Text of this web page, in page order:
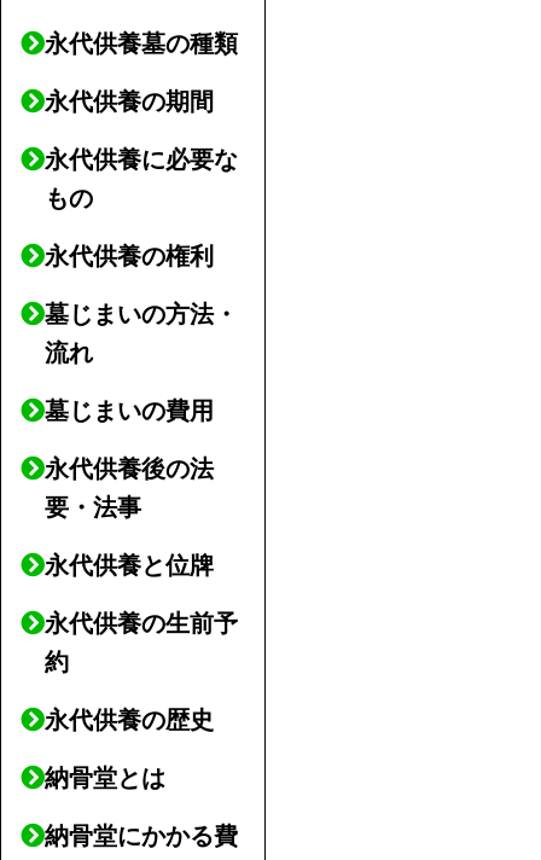
永代供養墓の種類
永代供養の期間
永代供養に必要な
もの
永代供養の権利
墓じまいの方法・
流れ
墓じまいの費用
永代供養後の法
要・法事
永代供養と位牌
永代供養の生前予
約
永代供養の歴史
納骨堂とは
納骨堂にかかる費